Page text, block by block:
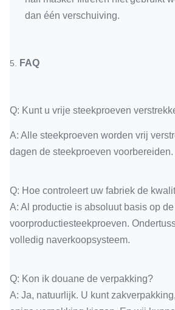
dan één verschuiving.
5. FAQ
Q: Kunt u vrije steekproeven
A: Alle steekproeven worden vrij
dagen de steekproeven voorbereiden.
Q: Hoe controleert uw fabriek de
A: Al productie is absoluut basis op de
voorproductiesteekproeven.
volledig naverkoopsysteem.
Q: Kon ik douane de verpakking?
A: Ja, natuurlijk. U kunt